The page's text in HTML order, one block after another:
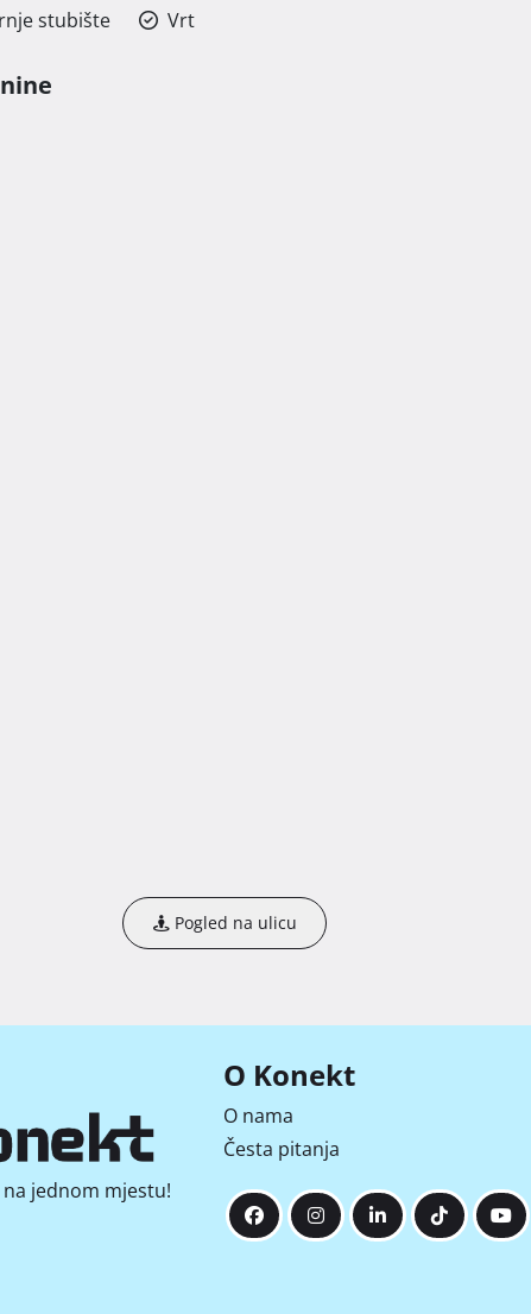
stubište Vrt
Pogled na ulicu
jednom mjestu!
O Konekt
O nama
Česta pitanja